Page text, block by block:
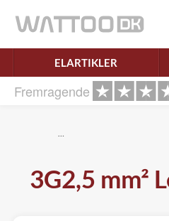
ELARTIKLER
Fremragende
…
3G2,5 mm²
Ret samtykke!